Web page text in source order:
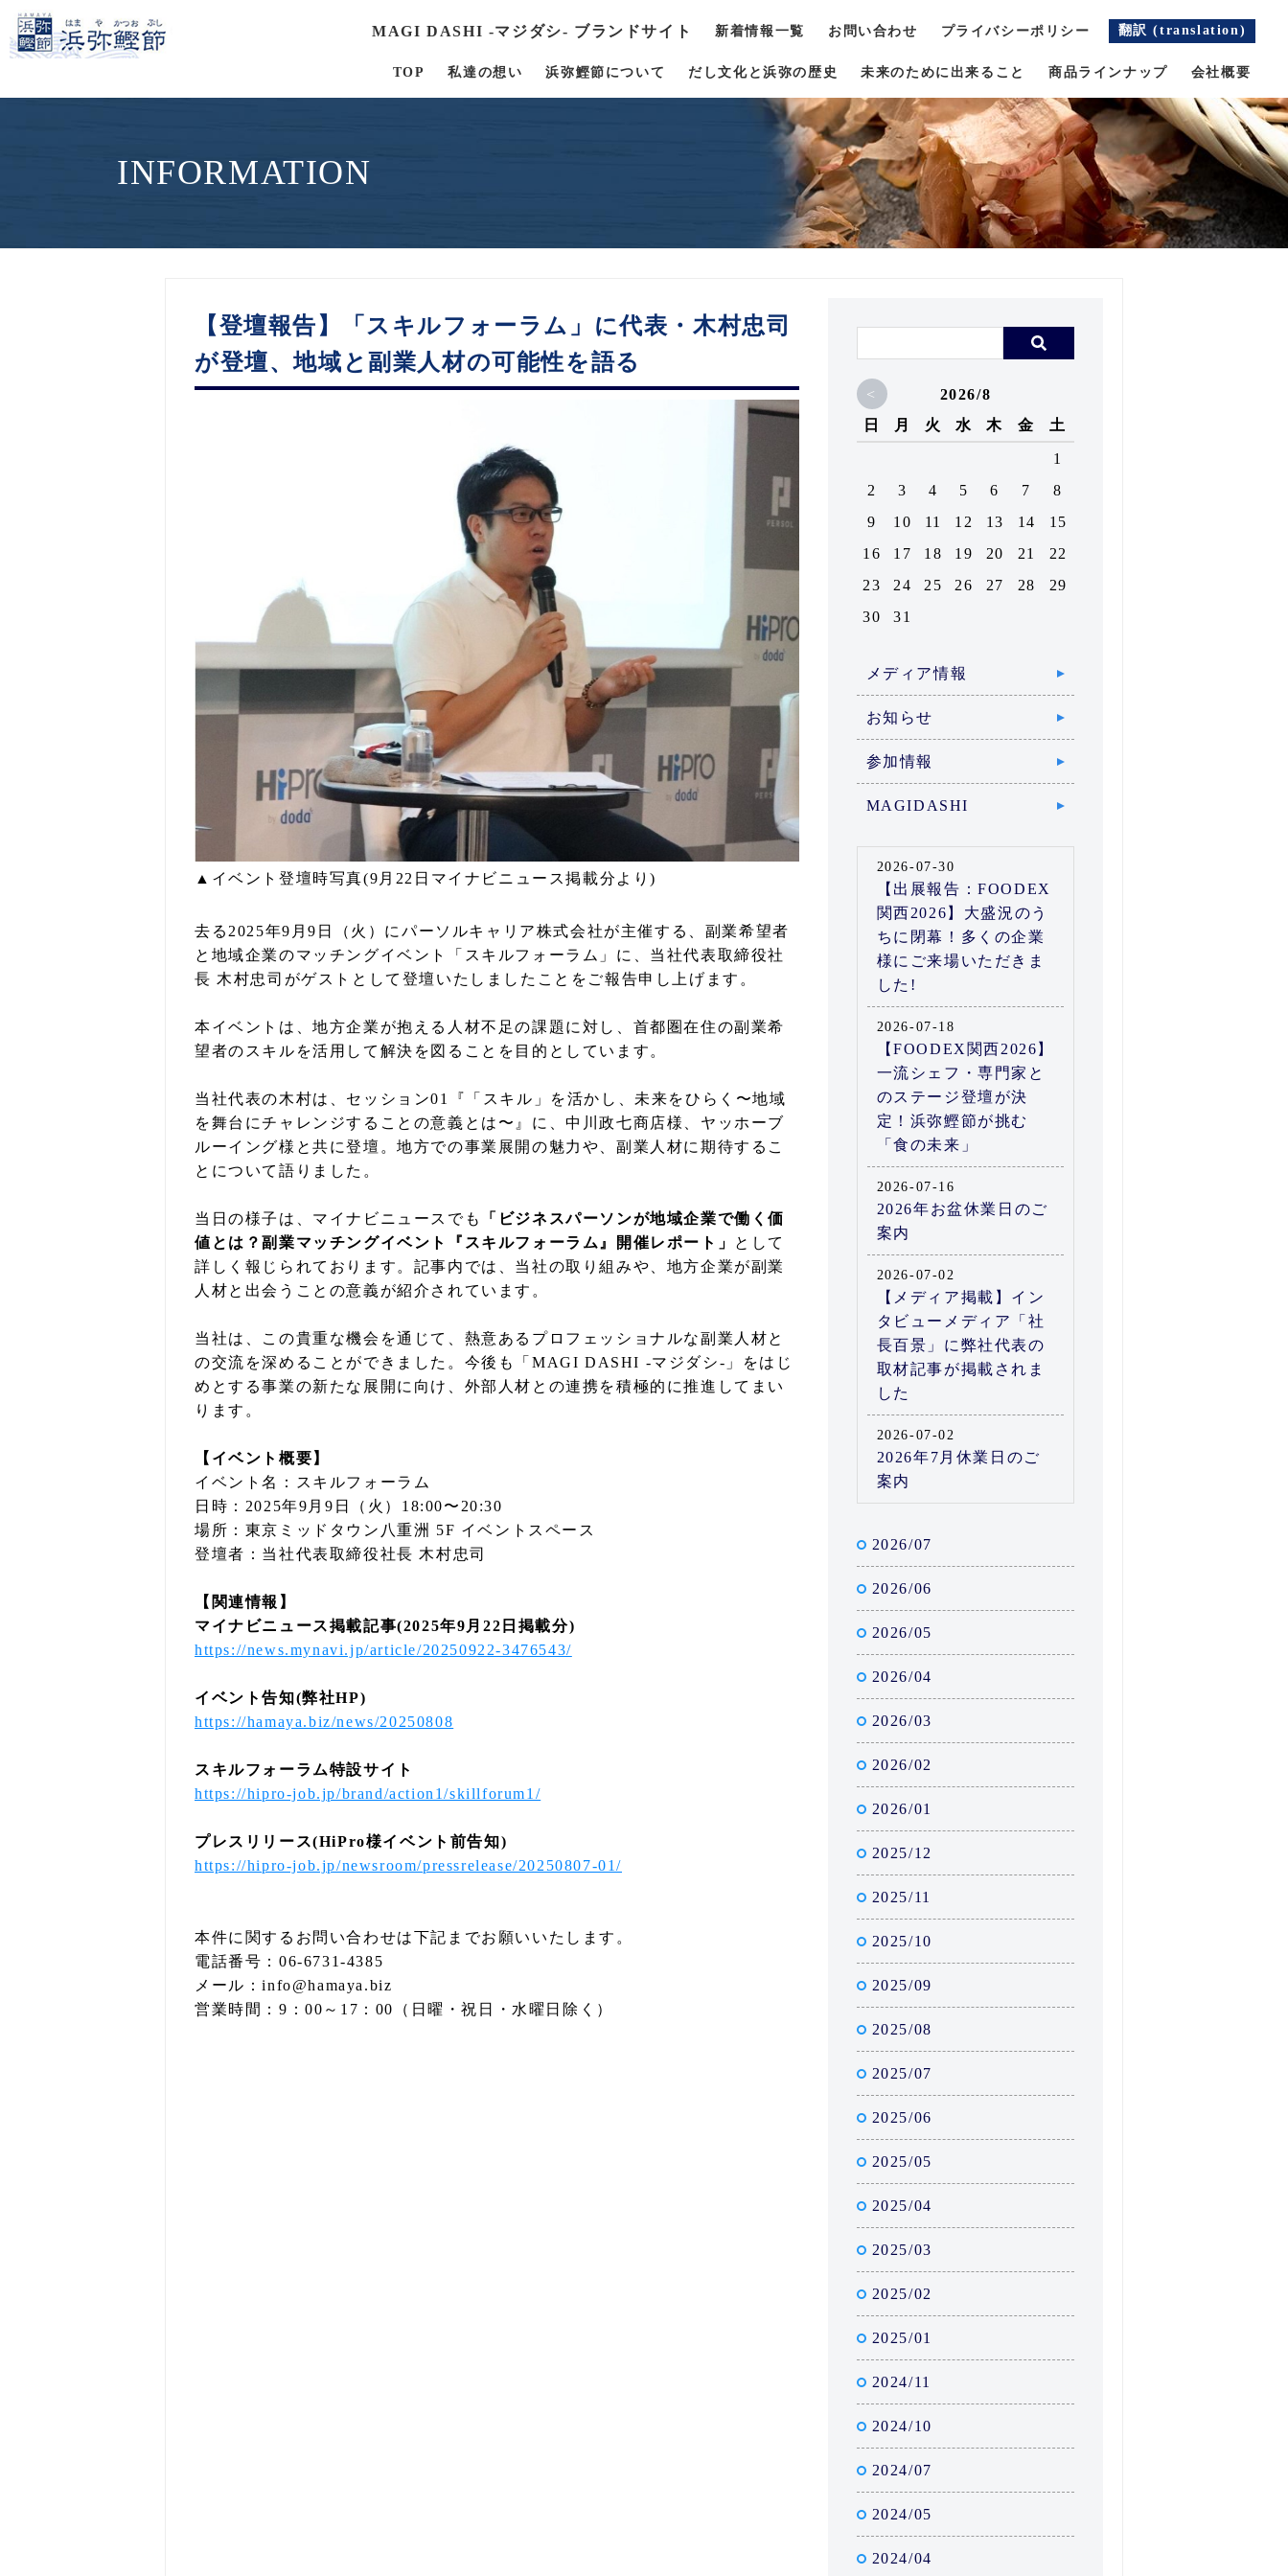
TOP 私達の想い 浜弥鰹節について だし文化と浜弥の歴史 未来のために出来ること 商品ラインナップ 会社概要
MAGI DASHI -マジダシ- ブランドサイト 新着情報一覧 お問い合わせ プライバシーポリシー 翻訳 (translation)
INFORMATION
【登壇報告】「スキルフォーラム」に代表・木村忠司
が登壇、地域と副業人材の可能性を語る
▲イベント登壇時写真(9月22日マイナビニュース掲載分より)
去る2025年9月9日（火）にパーソルキャリア株式会社が主催する、副業希望者
と地域企業のマッチングイベント「スキルフォーラム」に、当社代表取締役社
長 木村忠司がゲストとして登壇いたしましたことをご報告申し上げます。
本イベントは、地方企業が抱える人材不足の課題に対し、首都圏在住の副業希
望者のスキルを活用して解決を図ることを目的としています。
当社代表の木村は、セッション01『「スキル」を活かし、未来をひらく〜地域
を舞台にチャレンジすることの意義とは〜』に、中川政七商店様、ヤッホーブ
ルーイング様と共に登壇。地方での事業展開の魅力や、副業人材に期待するこ
とについて語りました。
当日の様子は、マイナビニュースでも
「ビジネスパーソンが地域企業で働く価
値とは？副業マッチングイベント『スキルフォーラム』開催レポート」
として
詳しく報じられております。記事内では、当社の取り組みや、地方企業が副業
人材と出会うことの意義が紹介されています。
当社は、この貴重な機会を通じて、熱意あるプロフェッショナルな副業人材と
の交流を深めることができました。今後も「MAGI DASHI -マジダシ-」をはじ
めとする事業の新たな展開に向け、外部人材との連携を積極的に推進してまい
ります。
【イベント概要】
イベント名：スキルフォーラム
日時：2025年9月9日（火）18:00〜20:30
場所：東京ミッドタウン八重洲 5F イベントスペース
登壇者：当社代表取締役社長 木村忠司
【関連情報】
マイナビニュース掲載記事(2025年9月22日掲載分)
https://news.mynavi.jp/article/20250922-3476543/
イベント告知(弊社HP)
https://hamaya.biz/news/20250808
スキルフォーラム特設サイト
https://hipro-job.jp/brand/action1/skillforum1/
プレスリリース(HiPro様イベント前告知)
https://hipro-job.jp/newsroom/pressrelease/20250807-01/
本件に関するお問い合わせは下記までお願いいたします。
電話番号：06-6731-4385
メール：info@hamaya.biz
営業時間：9：00～17：00（日曜・祝日・水曜日除く）
<
2026/8
日
月 火 水 木 金 土
1
2
3 4 5 6 7
8
9
10 11 12 13 14
15
16
17 18 19 20 21
22
23
24 25 26 27 28
29
30
31
メディア情報
お知らせ
参加情報
MAGIDASHI
2026-07-30
【出展報告：FOODEX
関西2026】大盛況のう
ちに閉幕！多くの企業
様にご来場いただきま
した!
2026-07-18
【FOODEX関西2026】
一流シェフ・専門家と
のステージ登壇が決
定！浜弥鰹節が挑む
「食の未来」
2026-07-16
2026年お盆休業日のご
案内
2026-07-02
【メディア掲載】イン
タビューメディア「社
長百景」に弊社代表の
取材記事が掲載されま
した
2026-07-02
2026年7月休業日のご
案内
2026/07
2026/06
2026/05
2026/04
2026/03
2026/02
2026/01
2025/12
2025/11
2025/10
2025/09
2025/08
2025/07
2025/06
2025/05
2025/04
2025/03
2025/02
2025/01
2024/11
2024/10
2024/07
2024/05
2024/04